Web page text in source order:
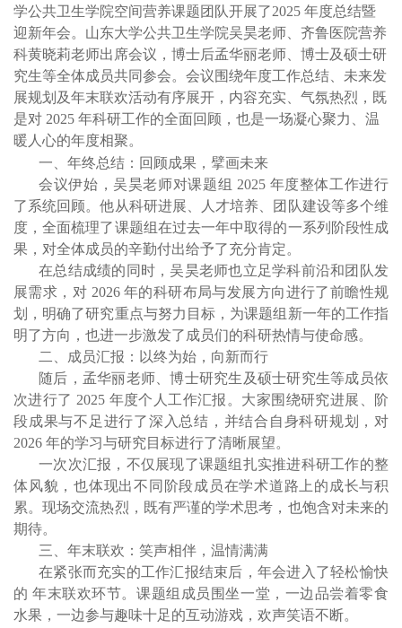
学公共卫生学院空间营养课题团队开展了2025 年度总结暨
迎新年会。山东大学公共卫生学院吴昊老师、齐鲁医院营养
科黄晓莉老师出席会议，博士后孟华丽老师、博士及硕士研
究生等全体成员共同参会。会议围绕年度工作总结、未来发
展规划及年末联欢活动有序展开，内容充实、气氛热烈，既
是对 2025 年科研工作的全面回顾，也是一场凝心聚力、温
暖人心的年度相聚。
一、年终总结：回顾成果，擘画未来
会议伊始，吴昊老师对课题组 2025 年度整体工作进行
了系统回顾。他从科研进展、人才培养、团队建设等多个维
度，全面梳理了课题组在过去一年中取得的一系列阶段性成
果，对全体成员的辛勤付出给予了充分肯定。
在总结成绩的同时，吴昊老师也立足学科前沿和团队发
展需求，对 2026 年的科研布局与发展方向进行了前瞻性规
划，明确了研究重点与努力目标，为课题组新一年的工作指
明了方向，也进一步激发了成员们的科研热情与使命感。
二、成员汇报：以终为始，向新而行
随后，孟华丽老师、博士研究生及硕士研究生等成员依
次进行了 2025 年度个人工作汇报。大家围绕研究进展、阶
段成果与不足进行了深入总结，并结合自身科研规划，对
2026 年的学习与研究目标进行了清晰展望。
一次次汇报，不仅展现了课题组扎实推进科研工作的整
体风貌，也体现出不同阶段成员在学术道路上的成长与积
累。现场交流热烈，既有严谨的学术思考，也饱含对未来的
期待。
三、年末联欢：笑声相伴，温情满满
在紧张而充实的工作汇报结束后，年会进入了轻松愉快
的 年末联欢环节。课题组成员围坐一堂，一边品尝着零食
水果，一边参与趣味十足的互动游戏，欢声笑语不断。